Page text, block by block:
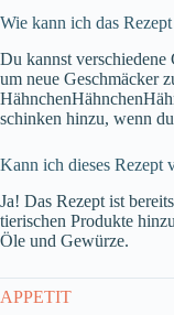
Wie kann ich das
Du kannst verschiedene
um neue Geschmäcker
schinken hinzu, wenn
Kann ich dieses Rezept
Ja! Das Rezept ist
tierischen Produkte
Öle und Gewürze.
APPETIT